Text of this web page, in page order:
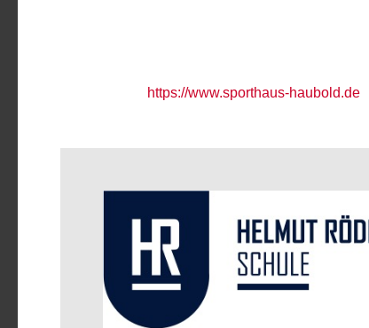
https://www.sporthaus-haubold.de